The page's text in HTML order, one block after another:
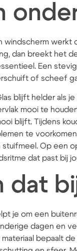
windscherm werkt
dan breekt het
Een
of scheef
blijft helder als
mooi te
blijft. Tijdens
te
Op een
dat past bij
dat
je om een
dagen en
bepaalt